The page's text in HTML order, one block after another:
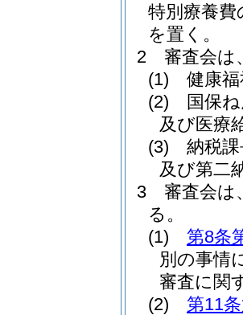
特別療養
を置く。
2
審査会は
(1)
健康
(2)
国保
及び医療
(3)
納税
及び第二
3
審査会は
る。
(1)
第8条
別の事情
審査に関
(2)
第11